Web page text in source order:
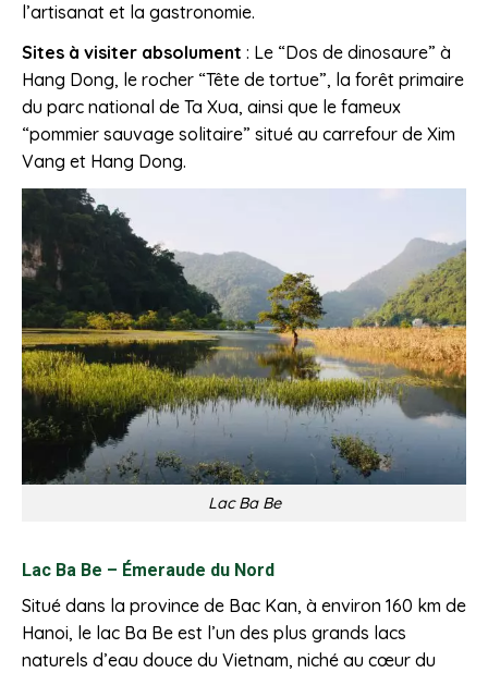
l’artisanat et la gastronomie.
Sites à visiter absolument : Le “Dos de dinosaure” à
Hang Dong, le rocher “Tête de tortue”, la forêt primaire
du parc national de Ta Xua, ainsi que le fameux
“pommier sauvage solitaire” situé au carrefour de Xim
Vang et Hang Dong.
Lac Ba Be
Lac Ba Be – Émeraude du Nord
Situé dans la province de Bac Kan, à environ 160 km de
Hanoi, le lac Ba Be est l’un des plus grands lacs
naturels d’eau douce du Vietnam, niché au cœur du